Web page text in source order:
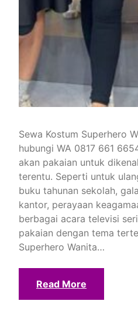
Sewa Kostum Superhero
hubungi WA 0817 661
akan pakaian untuk
terentu. Seperti untuk
buku tahunan sekolah,
kantor, perayaan
berbagai acara televisi
pakaian dengan tema
Superhero Wanita…
Read More